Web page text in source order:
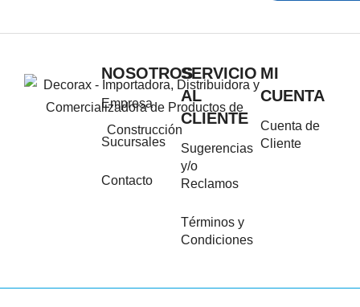
NOSOTROS
Empresa
Sucursales
Contacto
SERVICIO
AL
CLIENTE
Sugerencias
y/o
Reclamos
Términos y
Condiciones
MI
CUENTA
Cuenta de
Cliente